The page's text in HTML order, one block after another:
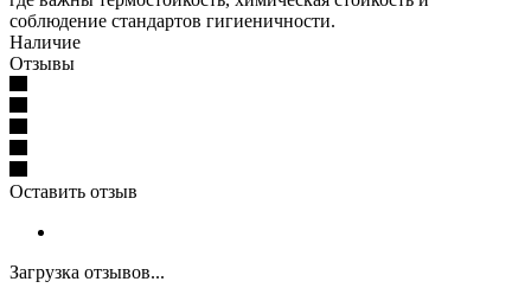
соблюдение стандартов гигиеничности.
Наличие
Отзывы
Оставить отзыв
Загрузка отзывов...